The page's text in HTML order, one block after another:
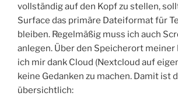
vollständig auf den Kopf zu stellen,
Surface das primäre Dateiformat für
bleiben. Regelmäßig muss ich auch
anlegen. Über den Speicherort meiner
ich mir dank Cloud (Nextcloud auf
keine Gedanken zu machen. Damit ist
übersichtlich: